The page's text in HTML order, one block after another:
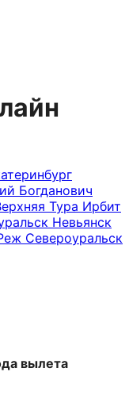
Богданович
Тура Ирбит
Невьянск
Североуральск
вылета